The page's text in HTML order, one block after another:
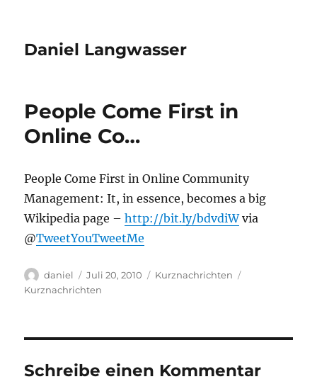
Daniel Langwasser
People Come First in
Online Co…
People Come First in Online Community
Management: It, in essence, becomes a big
Wikipedia page –http://bit.ly/bdvdiWvia
@TweetYouTweetMe
Autor
daniel
Veröffentlicht
am
Juli 20, 2010 Kategorien
Kurznachrichten
Kurznachrichten
Schreibe einen Kommentar